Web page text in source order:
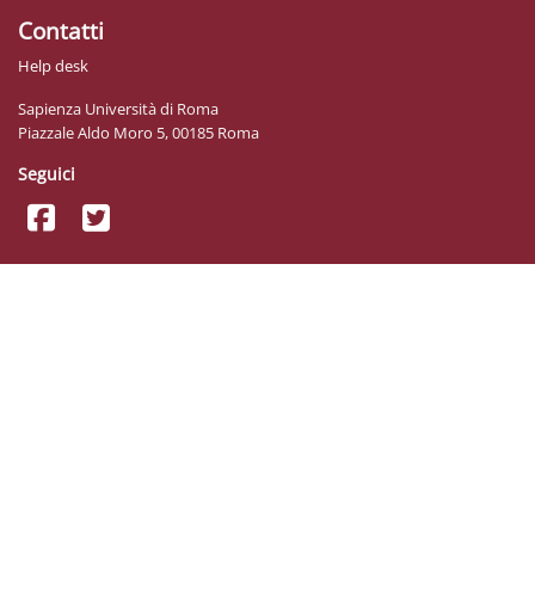
Contatti
Help desk
Sapienza Università di Roma
Piazzale Aldo Moro 5, 00185 Roma
Seguici